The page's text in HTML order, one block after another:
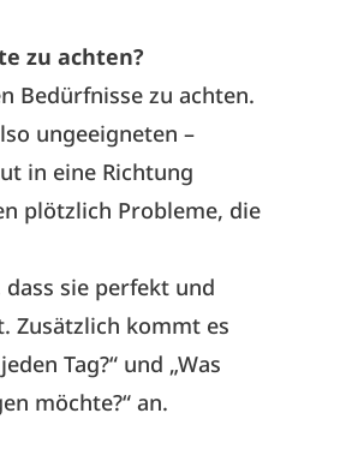
zu achten?
Bedürfnisse zu achten.
ungeeigneten –
in eine Richtung
plötzlich Probleme, die
sie perfekt und
Zusätzlich kommt es
Tag?“ und „Was
möchte?“ an.